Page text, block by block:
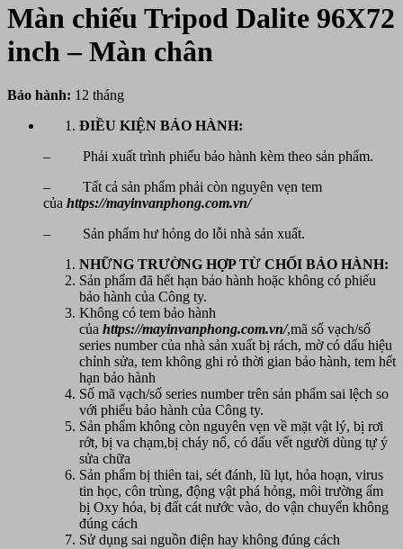
Màn chiếu Tripod Dalite 96X72
inch – Màn chân
Bảo hành: 12 tháng
ĐIỀU KIỆN BẢO HÀNH:
– Phải xuất trình phiếu bảo hành kèm theo sản phẩm.
– Tất cả sản phẩm phải còn nguyên vẹn tem
của https://mayinvanphong.com.vn/
– Sản phẩm hư hỏng do lỗi nhà sản xuất.
NHỮNG TRƯỜNG HỢP TỪ CHỐI BẢO HÀNH:
Sản phẩm đã hết hạn bảo hành hoặc không có phiếu
bảo hành của Công ty.
Không có tem bảo hành
của https://mayinvanphong.com.vn/,mã số vạch/số
series number của nhà sản xuất bị rách, mờ có dấu hiệu
chỉnh sửa, tem không ghi rỏ thời gian bảo hành, tem hết
hạn bảo hành
Số mã vạch/số series number trên sản phẩm sai lệch so
với phiếu bảo hành của Công ty.
Sản phẩm không còn nguyên vẹn về mặt vật lý, bị rơi
rớt, bị va chạm,bị cháy nổ, có dấu vết người dùng tự ý
sửa chữa
Sản phẩm bị thiên tai, sét đánh, lũ lụt, hỏa hoạn, virus
tin học, côn trùng, động vật phá hỏng, môi trường ẩm
bị Oxy hóa, bị đất cát nước vào, do vận chuyển không
đúng cách
Sử dụng sai nguồn điện hay không đúng cách